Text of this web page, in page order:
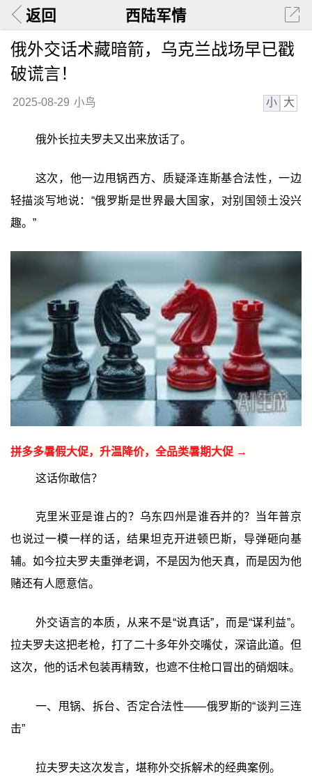
返回 西陆军情
俄外交话术藏暗箭，乌克兰战场早已戳
破谎言！
2025-08-29 小鸟 小 大
俄外长拉夫罗夫又出来放话了。
这次，他一边甩锅西方、质疑泽连斯基合法性，一边
轻描淡写地说：“俄罗斯是世界最大国家，对别国领土没兴
趣。”
拼多多暑假大促，升温降价，全品类暑期大促 →
这话你敢信？
克里米亚是谁占的？乌东四州是谁吞并的？当年普京
也说过一模一样的话，结果坦克开进顿巴斯，导弹砸向基
辅。如今拉夫罗夫重弹老调，不是因为他天真，而是因为他
赌还有人愿意信。
外交语言的本质，从来不是“说真话”，而是“谋利益”。
拉夫罗夫这把老枪，打了二十多年外交嘴仗，深谙此道。但
这次，他的话术包装再精致，也遮不住枪口冒出的硝烟味。
一、甩锅、拆台、否定合法性——俄罗斯的“谈判三连
击”
拉夫罗夫这次发言，堪称外交拆解术的经典案例。